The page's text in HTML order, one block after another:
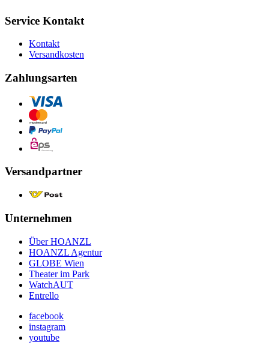
Service Kontakt
Kontakt
Versandkosten
Zahlungsarten
Versandpartner
Unternehmen
Über HOANZL
HOANZL Agentur
GLOBE Wien
Theater im Park
WatchAUT
Entrello
facebook
instagram
youtube